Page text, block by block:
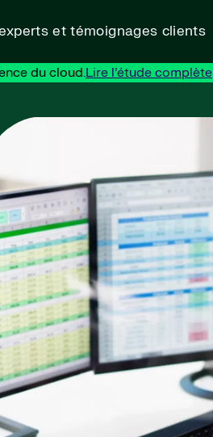
et témoignages clients
du cloud.Lire l’étude complète